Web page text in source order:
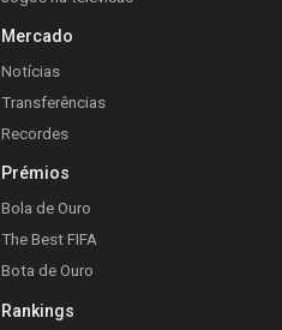
Mercado
Notícias
Transferências
Recordes
Prémios
Bola de Ouro
The Best FIFA
Bota de Ouro
Rankings